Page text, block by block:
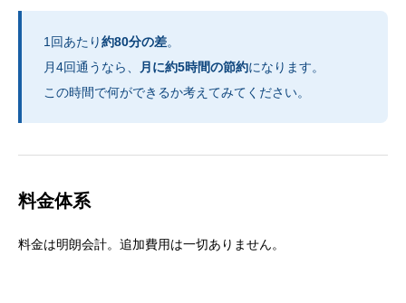
1回あたり約80分の差。
月4回通うなら、
月に約5時間の節約になります。
この時間で何ができるか考えてみてください。
料金体系
料金は明朗会計。追加費用は一切ありません。